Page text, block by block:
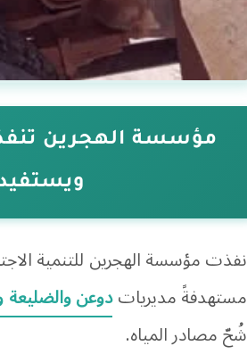
مؤسسة الهجرين
ويستفيد منه 9,915 نسمة في دوعن
نفذت مؤسسة الهجرين للتنمية
مستهدفةً مديرياتدوعن والضليعة
شُحّ مصادر المياه.